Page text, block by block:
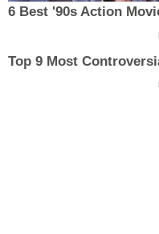
6 Best '90s Action
Top 9 Most